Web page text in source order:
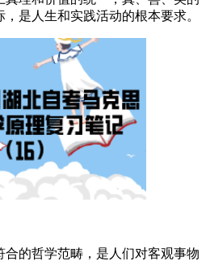
是人生和实践活动的根本要求。
的哲学范畴，是人们对客观事物